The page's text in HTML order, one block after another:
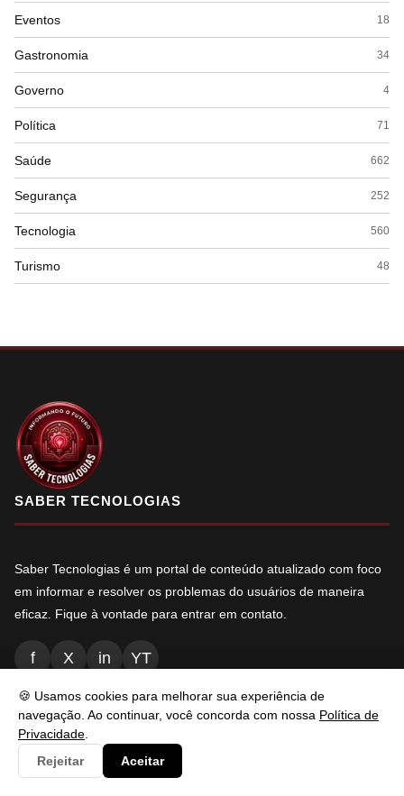
🍪 Usamos cookies para melhorar sua experiência de
navegação. Ao continuar, você concorda com nossa Política de
Privacidade
Rejeitar
Aceitar
Eventos 18
Gastronomia 34
Governo 4
Política 71
Saúde 662
Segurança 252
Tecnologia 560
Turismo 48
SABER TECNOLOGIAS
Saber Tecnologias é um portal de conteúdo atualizado com foco
em informar e resolver os problemas do usuários de maneira
eficaz. Fique à vontade para entrar em contato.
f X in YT
NAVEGAÇÃO
Inicio